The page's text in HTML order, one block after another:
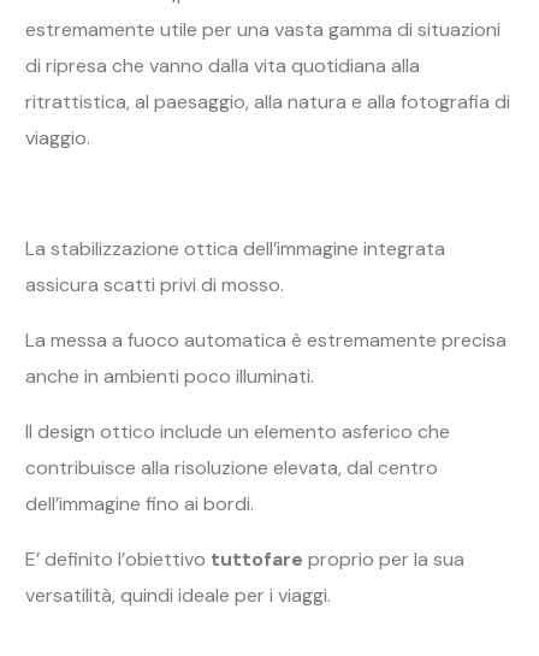
estremamente utile per una vasta gamma di situazioni
di ripresa che vanno dalla vita quotidiana alla
ritrattistica, al paesaggio, alla natura e alla fotografia di
viaggio.
La stabilizzazione ottica dell’immagine integrata
assicura scatti privi di mosso.
La messa a fuoco automatica è estremamente precisa
anche in ambienti poco illuminati.
Il design ottico include un elemento asferico che
contribuisce alla risoluzione elevata, dal centro
dell’immagine fino ai bordi.
E’ definito l’obiettivo tuttofare proprio per la sua
versatilità, quindi ideale per i viaggi.